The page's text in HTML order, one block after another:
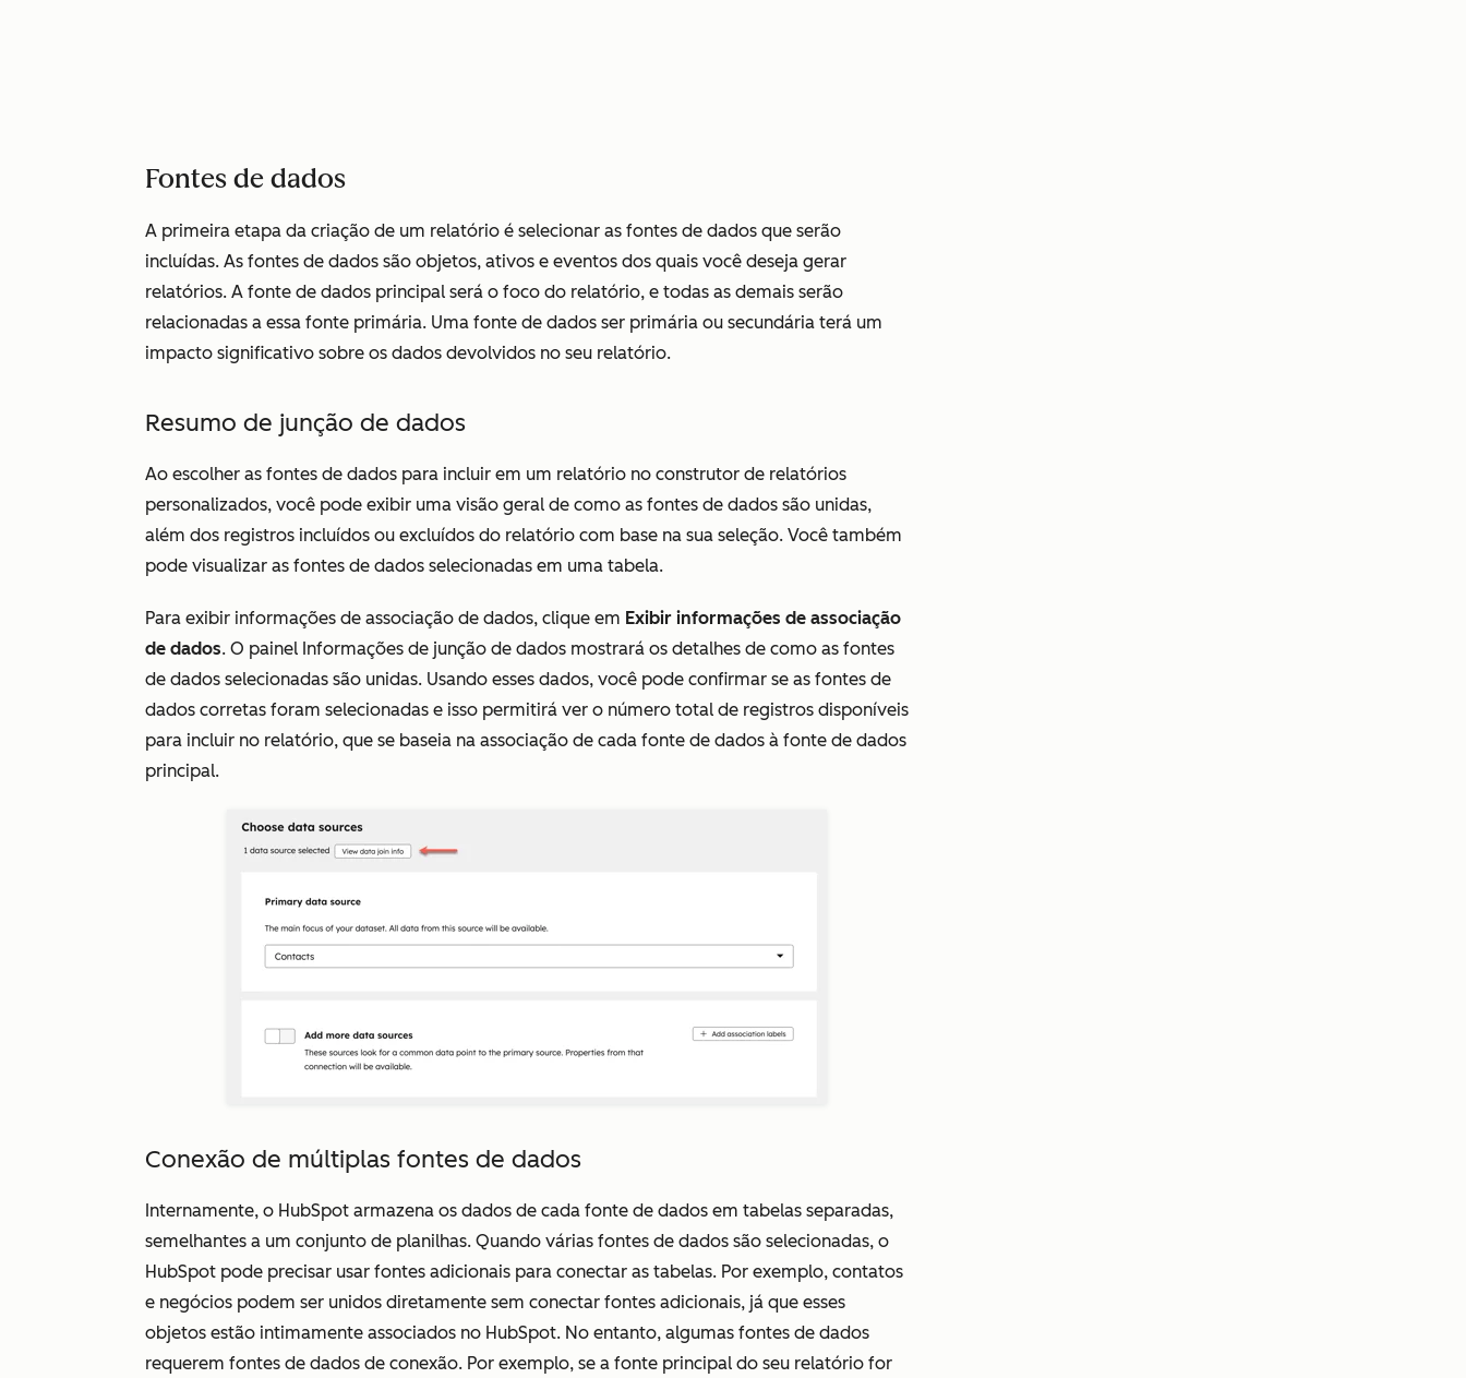
Fontes de dados
A primeira etapa da criação de um relatório é selecionar as fontes de dados que serão
incluídas. As fontes de dados são objetos, ativos e eventos dos quais você deseja gerar
relatórios. A fonte de dados principal será o foco do relatório, e todas as demais serão
relacionadas a essa fonte primária. Uma fonte de dados ser primária ou secundária terá um
impacto significativo sobre os dados devolvidos no seu relatório.
Resumo de junção de dados
Ao escolher as fontes de dados para incluir em um relatório no construtor de relatórios
personalizados, você pode exibir uma visão geral de como as fontes de dados são unidas,
além dos registros incluídos ou excluídos do relatório com base na sua seleção. Você também
pode visualizar as fontes de dados selecionadas em uma tabela.
Para exibir informações de associação de dados, clique em Exibir informações de associação
de dados. O painel Informações de junção de dados mostrará os detalhes de como as fontes
de dados selecionadas são unidas. Usando esses dados, você pode confirmar se as fontes de
dados corretas foram selecionadas e isso permitirá ver o número total de registros disponíveis
para incluir no relatório, que se baseia na associação de cada fonte de dados à fonte de dados
principal.
Conexão de múltiplas fontes de dados
Internamente, o HubSpot armazena os dados de cada fonte de dados em tabelas separadas,
semelhantes a um conjunto de planilhas. Quando várias fontes de dados são selecionadas, o
HubSpot pode precisar usar fontes adicionais para conectar as tabelas. Por exemplo, contatos
e negócios podem ser unidos diretamente sem conectar fontes adicionais, já que esses
objetos estão intimamente associados no HubSpot. No entanto, algumas fontes de dados
requerem fontes de dados de conexão. Por exemplo, se a fonte principal do seu relatório for